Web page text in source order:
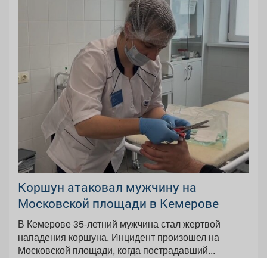
Коршун атаковал мужчину на
Московской площади в Кемерове
В Кемерове 35-летний мужчина стал жертвой
нападения коршуна. Инцидент произошел на
Московской площади, когда пострадавший...